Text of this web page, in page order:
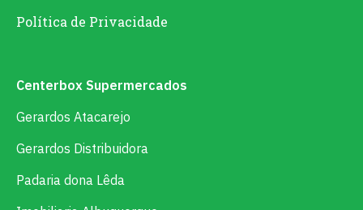
Política de Privacidade
Centerbox Supermercados
Gerardos Atacarejo
Gerardos Distribuidora
Padaria dona Lêda